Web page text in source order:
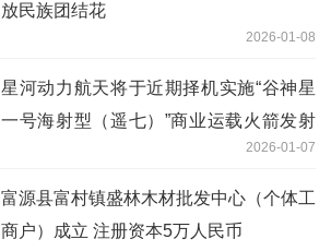
放民族团结花
2026-01-08
星河动力航天将于近期择机实施“谷神星
一号海射型（遥七）”商业运载火箭发射
2026-01-07
富源县富村镇盛林木材批发中心（个体工
商户）成立 注册资本5万人民币